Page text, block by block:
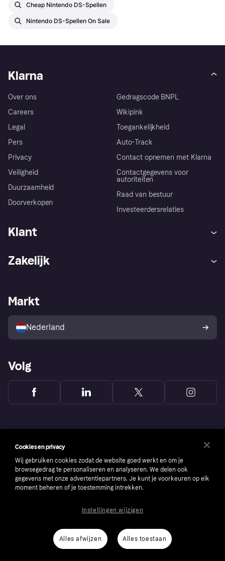
Cheap Nintendo DS-Spellen
Nintendo DS-Spellen On Sale
Klarna
Over ons
Careers
Legal
Pers
Privacy
Veiligheid
Duurzaamheid
Doorverkopen
Gedragscode BNPL
Wikipink
Toegankelijkheid
Auto-Track
Contact opnemen met Klarna
Contactgegevens voor
autoriteiten
Raad van bestuur
Investeerdersrelaties
Klant
Winkeloverzicht
Kopersbescherming voor
consumenten
Zakelijk
Zakelijke login
Markt
Nederland
Volg
number: 556737-0431
Cookies Klarna.com
Cookies en privacy
Wij gebruiken cookies zodat de website goed werkt en om je
browsegedrag te personaliseren en analyseren. We delen ook
gegevens met onze advertentiepartners. Je kunt je voorkeuren op elk
moment beheren of je toestemming intrekken.
Alles afwijzen Alles toestaan
Instellingen wijzigen